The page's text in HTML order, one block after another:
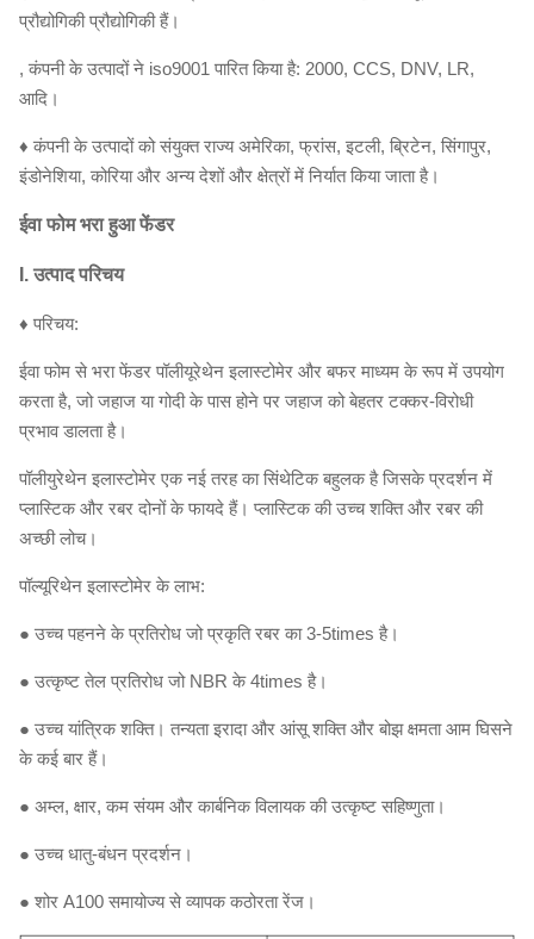
प्रौद्योगिकी प्रौद्योगिकी हैं।
, कंपनी के उत्पादों ने iso9001 पारित किया है: 2000, CCS, DNV, LR,
आदि।
♦ कंपनी के उत्पादों को संयुक्त राज्य अमेरिका, फ्रांस, इटली, ब्रिटेन, सिंगापुर,
इंडोनेशिया, कोरिया और अन्य देशों और क्षेत्रों में निर्यात किया जाता है।
ईवा फोम भरा हुआ फेंडर
I. उत्पाद परिचय
♦ परिचय:
ईवा फोम से भरा फेंडर पॉलीयूरेथेन इलास्टोमेर और बफर माध्यम के रूप में उपयोग
करता है, जो जहाज या गोदी के पास होने पर जहाज को बेहतर टक्कर-विरोधी
प्रभाव डालता है।
पॉलीयुरेथेन इलास्टोमेर एक नई तरह का सिंथेटिक बहुलक है जिसके प्रदर्शन में
प्लास्टिक और रबर दोनों के फायदे हैं। प्लास्टिक की उच्च शक्ति और रबर की
अच्छी लोच।
पॉल्यूरिथेन इलास्टोमेर के लाभ:
● उच्च पहनने के प्रतिरोध जो प्रकृति रबर का 3-5times है।
● उत्कृष्ट तेल प्रतिरोध जो NBR के 4times है।
● उच्च यांत्रिक शक्ति। तन्यता इरादा और आंसू शक्ति और बोझ क्षमता आम घिसने
के कई बार हैं।
● अम्ल, क्षार, कम संयम और कार्बनिक विलायक की उत्कृष्ट सहिष्णुता।
● उच्च धातु-बंधन प्रदर्शन।
● शोर A100 समायोज्य से व्यापक कठोरता रेंज।